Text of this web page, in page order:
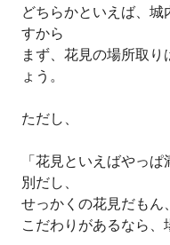
どちらかといえば、城
すから
まず、花見の場所取
ょう。
ただし、
「花見といえばやっ
別だし、
せっかくの花見だもん
こだわりがあるなら、